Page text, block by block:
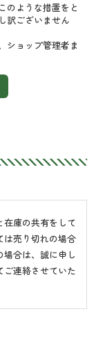
のような措置をと
訳ございません
ショップ管理者ま
庫の共有をして
は売り切れの場合
合は、誠に申し
ご連絡させていた